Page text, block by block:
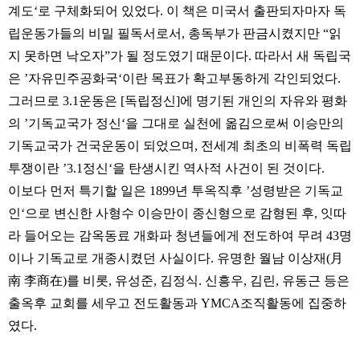
계도‘로 구체화되어 있었다. 이 책은 미국서 출판되자마자 독
립운동가들의 비밀 필독서로서, 총독부가 판금시켰지만 “읽
지 못하면 낙오자”가 될 정도였기 때문이다. 따라서 새 독립국
은 ’자유민주공화국‘이란 목표가 확고부동하게 각인되었다.
그러므로 3.1운동은 [독립정신]에 명기된 개인의 자유와 평화
의 ’기독교국가 정신‘을 그대로 실천에 옮김으로써 이승만의
기독교국가 건국운동이 되었으며, 전세계 최초의 비폭력 독립
투쟁이란 ’3.1정신‘을 탄생시킨 역사적 사건이 된 것이다.
이보다 먼저 특기할 일은 1899년 투옥직후 ’성령받은 기독교
인‘으로 변신한 사형수 이승만이 종신형으로 감형된 후, 잇따
라 들어오는 감옥동료 개화파 청년들에게 전도하여 무려 43명
이나 기독교로 개종시켰던 사실이다. 유명한 월남 이상재(月
南 李商在)를 비롯, 유성준, 김정식. 신흥우, 김린, 유동근 등은
출옥후 교회를 세우고 전도활동과 YMCA조직활동에 집중하
였다.